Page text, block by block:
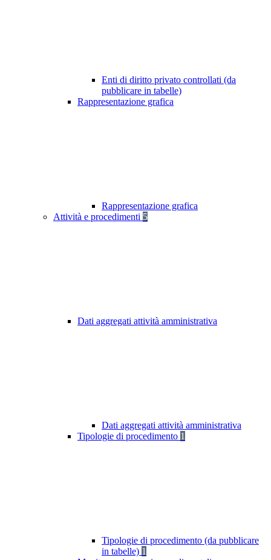
Enti di diritto privato controllati (da
pubblicare in tabelle)
Rappresentazione grafica
Rappresentazione grafica
Attività e procedimenti 5
Dati aggregati attività amministrativa
Dati aggregati attività amministrativa
Tipologie di procedimento 1
Tipologie di procedimento (da pubblicare
in tabelle) 1